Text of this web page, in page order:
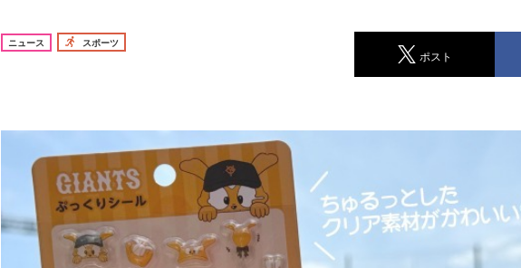
ニュース スポーツ
ポスト